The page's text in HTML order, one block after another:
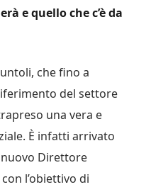
e quello che c’è da
che fino a
del settore
una vera e
È infatti arrivato
Direttore
l’obiettivo di